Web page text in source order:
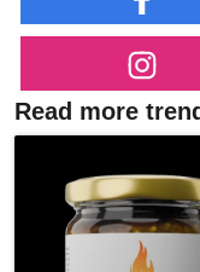
Read more